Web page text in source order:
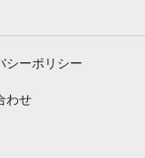
シーポリシー
わせ